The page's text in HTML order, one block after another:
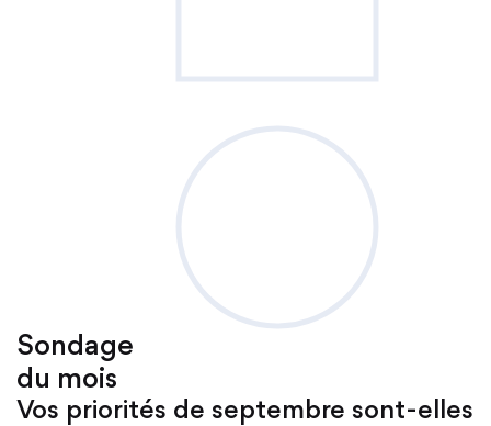
Sondage
du mois
Vos priorités de septembre sont-elles